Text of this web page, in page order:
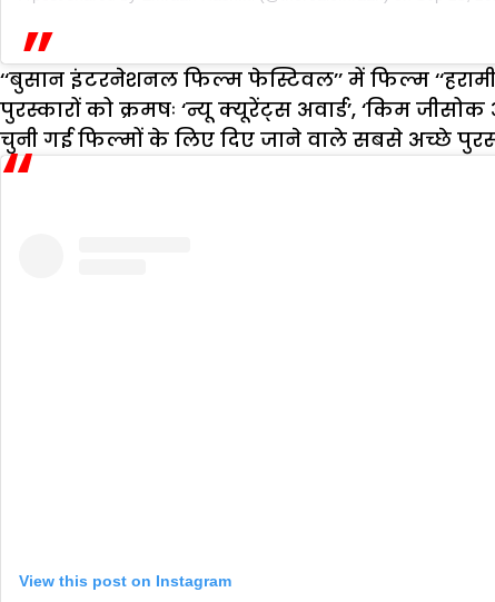
‘‘बुसान इंटरनेशनल फिल्म फेस्टिवल’’ में फिल्म
पुरस्कारों को क्रमषः ‘न्यू क्यूरेंट्स अवार्ड’, ‘किम
चुनी गई फिल्मों के लिए दिए जाने वाले सबसे अच्छे
View this post on Instagram